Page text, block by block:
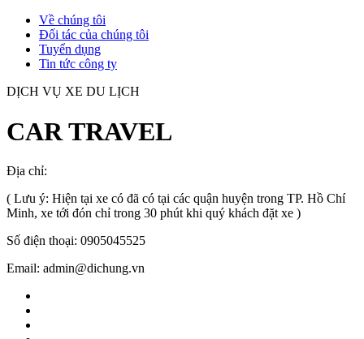
Về chúng tôi
Đối tác của chúng tôi
Tuyển dụng
Tin tức công ty
DỊCH VỤ XE DU LỊCH
CAR TRAVEL
Địa chỉ:
( Lưu ý: Hiện tại xe có đã có tại các quận huyện trong TP. Hồ Chí
Minh, xe tới đón chỉ trong 30 phút khi quý khách đặt xe )
Số điện thoại: 0905045525
Email: admin@dichung.vn